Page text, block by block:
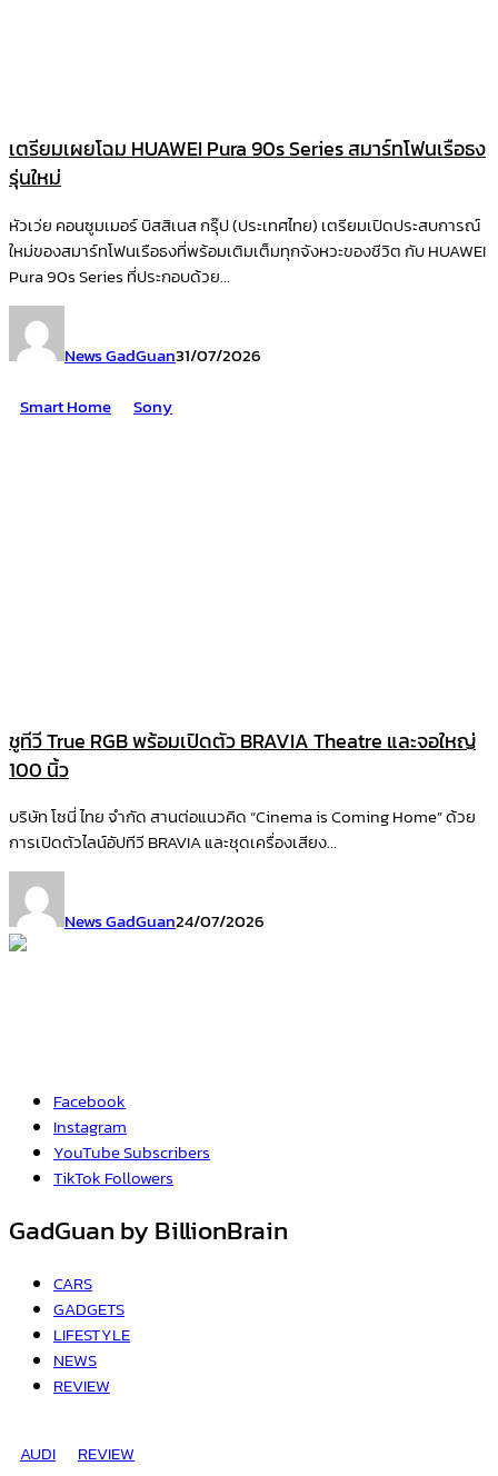
เตรียมเผยโฉม HUAWEI Pura 90s Series สมาร์ทโฟนเรือธง
รุ่นใหม่
หัวเว่ย คอนซูมเมอร์ บิสสิเนส กรุ๊ป (ประเทศไทย) เตรียมเปิดประสบการณ์
ใหม่ของสมาร์ทโฟนเรือธงที่พร้อมเติมเต็มทุกจังหวะของชีวิต กับ HUAWEI
Pura 90s Series ที่ประกอบด้วย...
News GadGuan31/07/2026
Smart Home
Sony
ชูทีวี True RGB พร้อมเปิดตัว BRAVIA Theatre และจอใหญ่
100 นิ้ว
บริษัท โซนี่ ไทย จำกัด สานต่อแนวคิด “Cinema is Coming Home” ด้วย
การเปิดตัวไลน์อัปทีวี BRAVIA และชุดเครื่องเสียง...
News GadGuan24/07/2026
Facebook
Instagram
YouTubeSubscribers
TikTok Followers
GadGuan by BillionBrain
CARS
GADGETS
LIFESTYLE
NEWS
REVIEW
AUDI REVIEW